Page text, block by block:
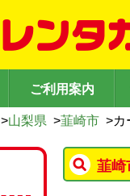
ご利用案内
>山梨県 >韮崎市 >カ
韮崎